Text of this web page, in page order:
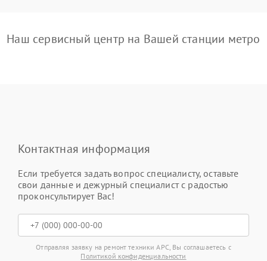
Наш сервисный центр на Вашей станции метро
Контактная информация
Если требуется задать вопрос специалисту, оставьте
свои данные и дежурный специалист с радостью
проконсультирует Вас!
Отправляя заявку на ремонт техники APC, Вы соглашаетесь с
Политикой конфиденциальности